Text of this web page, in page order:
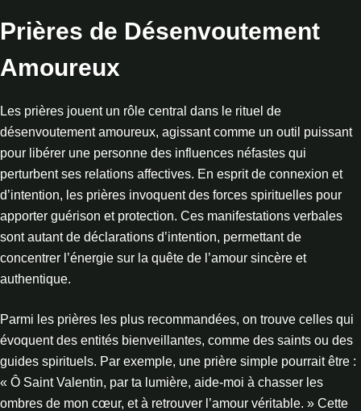
Prières de Désenvoutement
Amoureux
Les prières jouent un rôle central dans le rituel de
désenvoutement amoureux, agissant comme un outil puissant
pour libérer une personne des influences néfastes qui
perturbent ses relations affectives. En esprit de connexion et
d’intention, les prières invoquent des forces spirituelles pour
apporter guérison et protection. Ces manifestations verbales
sont autant de déclarations d’intention, permettant de
concentrer l’énergie sur la quête de l’amour sincère et
authentique.
Parmi les prières les plus recommandées, on trouve celles qui
évoquent des entités bienveillantes, comme des saints ou des
guides spirituels. Par exemple, une prière simple pourrait être :
« Ô Saint Valentin, par ta lumière, aide-moi à chasser les
ombres de mon cœur, et à retrouver l’amour véritable. » Cette